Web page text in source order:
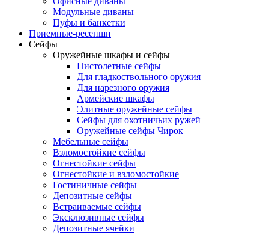
Модульные диваны
Пуфы и банкетки
Приемные-ресепшн
Сейфы
Оружейные шкафы и сейфы
Пистолетные сейфы
Для гладкоствольного оружия
Для нарезного оружия
Армейские шкафы
Элитные оружейные сейфы
Сейфы для охотничьих ружей
Оружейные сейфы Чирок
Мебельные сейфы
Взломостойкие сейфы
Огнестойкие сейфы
Огнестойкие и взломостойкие
Гостиничные сейфы
Депозитные сейфы
Встраиваемые сейфы
Эксклюзивные сейфы
Депозитные ячейки